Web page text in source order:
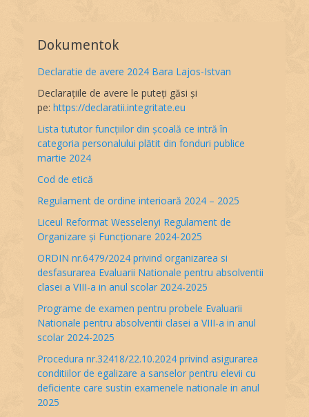
Dokumentok
Declaratie de avere 2024 Bara Lajos-Istvan
Declarațiile de avere le puteți găsi și
pe: https://declaratii.integritate.eu
Lista tututor funcțiilor din școală ce intră în
categoria personalului plătit din fonduri publice
martie 2024
Cod de etică
Regulament de ordine interioară 2024 – 2025
Liceul Reformat Wesselenyi Regulament de
Organizare și Funcționare 2024-2025
ORDIN nr.6479/2024 privind organizarea si
desfasurarea Evaluarii Nationale pentru absolventii
clasei a VIII-a in anul scolar 2024-2025
Programe de examen pentru probele Evaluarii
Nationale pentru absolventii clasei a VIII-a in anul
scolar 2024-2025
Procedura nr.32418/22.10.2024 privind asigurarea
conditiilor de egalizare a sanselor pentru elevii cu
deficiente care sustin examenele nationale in anul
2025